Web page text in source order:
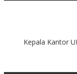
Kepala Kantor